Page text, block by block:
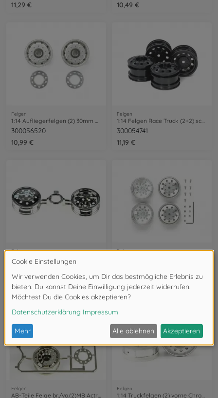
11,29 €
10,49 €
Felgen
300056520
10,99 €
Felgen
300054741
11,19 €
Felgen
14,49 €
Felgen
13,49 €
Felgen Felgen